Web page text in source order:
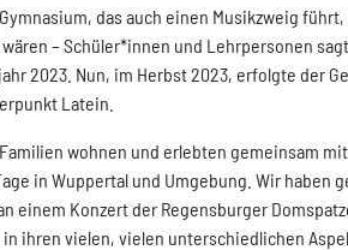
das auch einen Musikzweig
– Schüler*innen und Lehrpersonen
2023. Nun, im Herbst 2023, erfolgte der
Latein.
wohnen und erlebten gemeinsam
in Wuppertal und Umgebung. Wir haben
einem Konzert der Regensburger
ihren vielen, vielen unterschiedlichen